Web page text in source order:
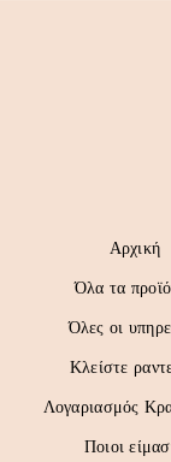
Αρχική
Όλα τα
Όλες οι
Κλείστε
Λογαριασμός
Ποιοι